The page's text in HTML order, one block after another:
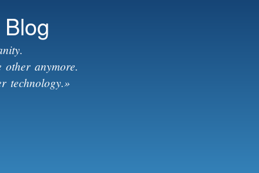
anymore.
technology.»